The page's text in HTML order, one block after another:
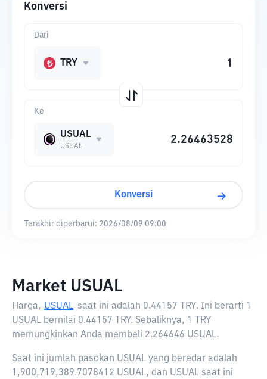
Konversi
Ke
USUAL
USUAL
Dari
TRY
Konversi
Terakhir diperbarui: 2026/08/09 09:00
Market USUAL
Harga, USUAL saat ini adalah 0.44157 TRY. Ini berarti 1
USUAL bernilai 0.44157 TRY. Sebaliknya, 1 TRY
memungkinkan Anda membeli 2.264646 USUAL.
Saat ini jumlah pasokan USUAL yang beredar adalah
1,900,719,389.7078412 USUAL, dan USUAL saat ini